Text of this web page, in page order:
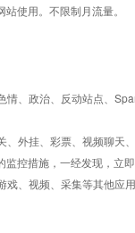
使用。不限制月流量。
情、政治、反动站点、
外挂、彩票、视频聊
监控措施，一经发现，立
戏、视频、采集等其他应